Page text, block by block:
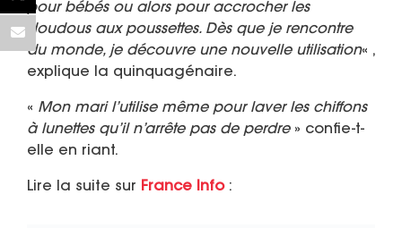
pour bébés ou alors pour accrocher les
doudous aux poussettes. Dès que je rencontre
du monde, je découvre une nouvelle utilisation« ,
explique la quinquagénaire.
« Mon mari l’utilise même pour laver les chiffons
à lunettes qu’il n’arrête pas de perdre» confie-t-
elle en riant.
Lire la suite sur France Info: